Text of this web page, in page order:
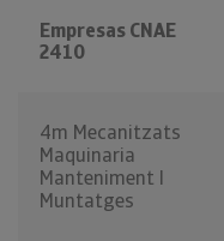
Empresas CNAE
2410
4m Mecanitzats
Maquinaria
Manteniment I
Muntatges